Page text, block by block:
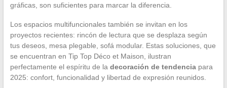
gráficas, son suficientes para marcar la diferencia.
Los espacios multifuncionales también se invitan en los
proyectos recientes: rincón de lectura que se desplaza según
tus deseos, mesa plegable, sofá modular. Estas soluciones, que
se encuentran en Tip Top Déco et Maison, ilustran
perfectamente el espíritu de la decoración de tendenciapara
2025: confort, funcionalidad y libertad de expresión reunidos.